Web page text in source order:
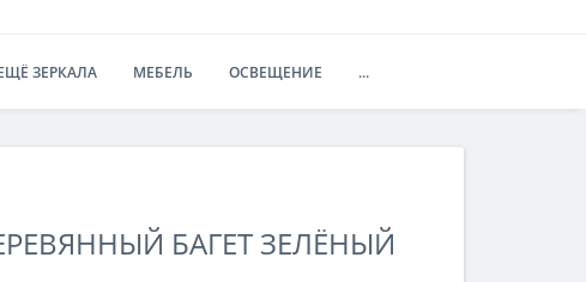
ЗЕРКАЛА МЕБЕЛЬ ОСВЕЩЕНИЕ ...
БАГЕТ ЗЕЛЁНЫЙ